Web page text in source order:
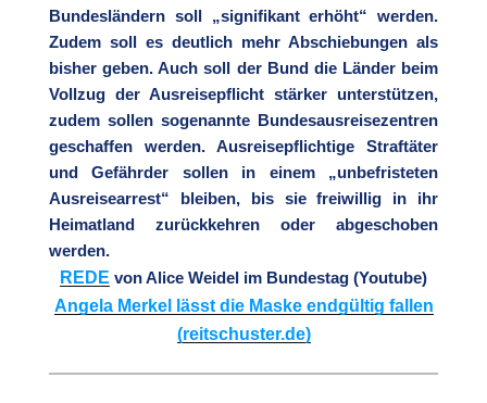
Bundesländern soll „signifikant erhöht“ werden.
Zudem soll es deutlich mehr Abschiebungen als
bisher geben. Auch soll der Bund die Länder beim
Vollzug der Ausreisepflicht stärker unterstützen,
zudem sollen sogenannte Bundesausreisezentren
geschaffen werden. Ausreisepflichtige Straftäter
und Gefährder sollen in einem „unbefristeten
Ausreisearrest“ bleiben, bis sie freiwillig in ihr
Heimatland zurückkehren oder abgeschoben
werden.
REDE von Alice Weidel im Bundestag (Youtube)
Angela Merkel lässt die Maske endgültig fallen
(reitschuster.de)